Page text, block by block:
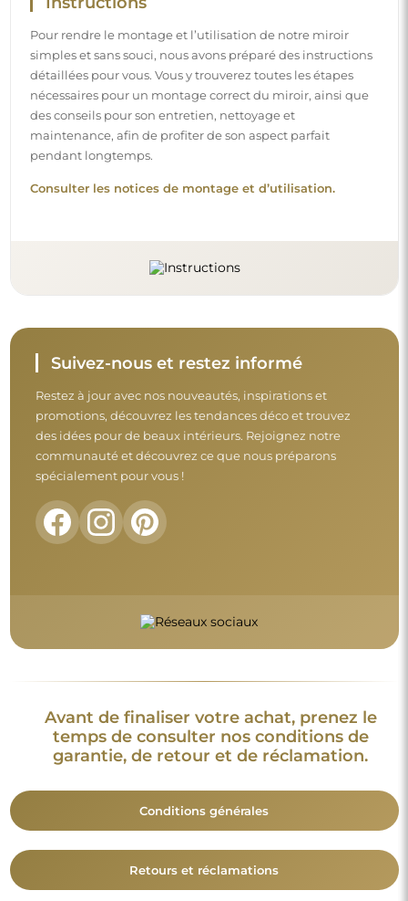
Pour rendre le montage et l’utilisation de notre miroir
simples et sans souci, nous avons préparé des instructions
détaillées pour vous. Vous y trouverez toutes les étapes
nécessaires pour un montage correct du miroir, ainsi que
des conseils pour son entretien, nettoyage et
maintenance, afin de profiter de son aspect parfait
pendant longtemps.
Consulter les notices de montage et d’utilisation.
Suivez-nous et restez informé
Restez à jour avec nos nouveautés, inspirations et
promotions, découvrez les tendances déco et trouvez
des idées pour de beaux intérieurs. Rejoignez notre
communauté et découvrez ce que nous préparons
spécialement pour vous !
Avant de finaliser votre achat, prenez le
temps de consulter nos conditions de
garantie, de retour et de réclamation.
Conditions générales
Retours et réclamations